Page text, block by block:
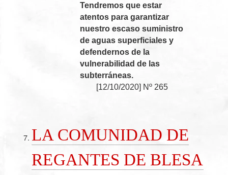
Tendremos que estar
atentos para garantizar
nuestro escaso suministro
de aguas superficiales y
defendernos de la
vulnerabilidad de las
subterráneas.
[12/10/2020] Nº 265
LA COMUNIDAD DE
REGANTES DE BLESA